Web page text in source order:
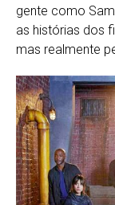
gente como
as histórias dos
mas realmente